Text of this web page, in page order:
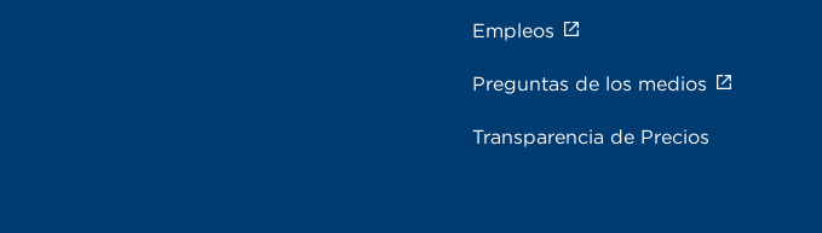
Empleos
Preguntas de los medios
Transparencia de Precios